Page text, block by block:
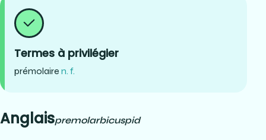
Termes à privilégier
prémolaire n. f.
Anglaispremolarbicuspid